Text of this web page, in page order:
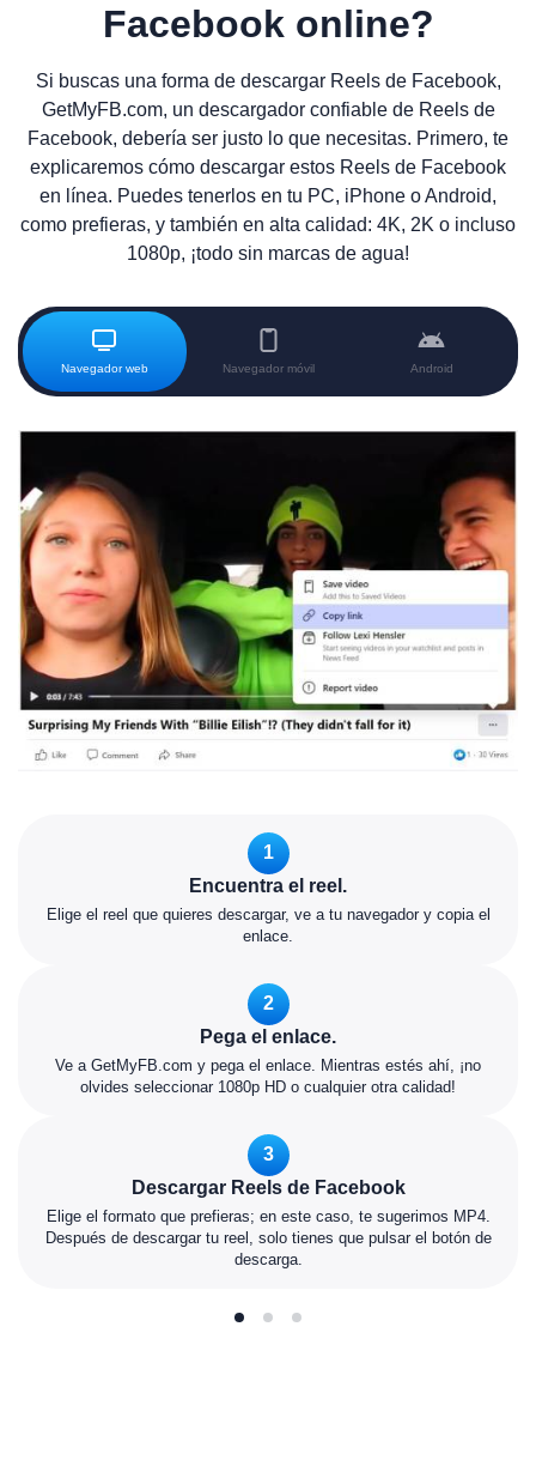
Facebook online?
Si buscas una forma de descargar Reels de Facebook,
GetMyFB.com, un descargador confiable de Reels de
Facebook, debería ser justo lo que necesitas. Primero, te
explicaremos cómo descargar estos Reels de Facebook
en línea. Puedes tenerlos en tu PC, iPhone o Android,
como prefieras, y también en alta calidad: 4K, 2K o incluso
1080p, ¡todo sin marcas de agua!
1
Encuentra el reel.
Elige el reel que quieres descargar, ve a tu navegador y copia el
enlace.
2
Pega el enlace.
Ve a GetMyFB.com y pega el enlace. Mientras estés ahí, ¡no
olvides seleccionar 1080p HD o cualquier otra calidad!
3
Descargar Reels de Facebook
Elige el formato que prefieras; en este caso, te sugerimos MP4.
Después de descargar tu reel, solo tienes que pulsar el botón de
descarga.
Navegador web Navegador móvil Android